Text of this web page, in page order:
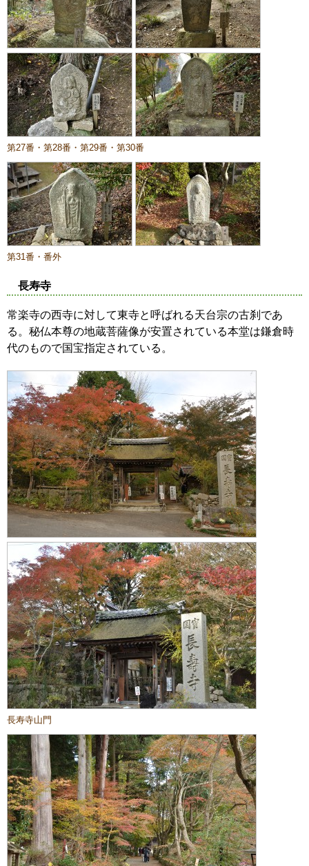
第27番・第28番・第29番・第30番
第31番・番外
長寿寺
常楽寺の西寺に対して東寺と呼ばれる天台宗の古刹であ
る。秘仏本尊の地蔵菩薩像が安置されている本堂は鎌倉時
代のもので国宝指定されている。
長寿寺山門